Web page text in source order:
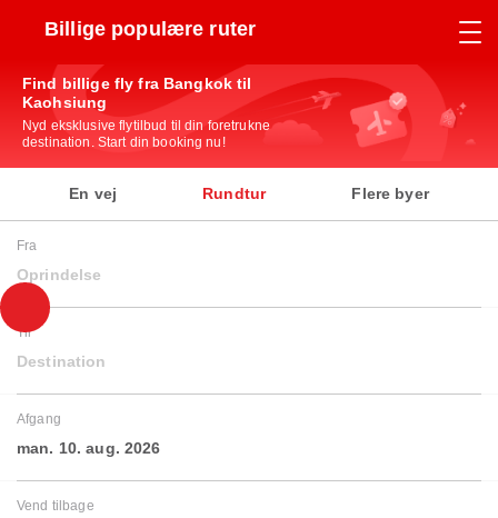
Billige populære ruter
Find billige fly fra Bangkok til
Kaohsiung
Nyd eksklusive flytilbud til din foretrukne
destination. Start din booking nu!
En vej Rundtur Flere byer
Fra
Oprindelse
Til
Destination
Afgang
man. 10. aug. 2026
Vend tilbage